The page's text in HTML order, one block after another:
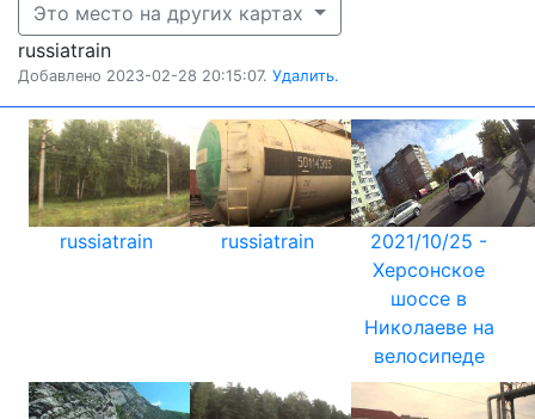
Это место на других картах
russiatrain
Добавлено 2023-02-28 20:15:07. Удалить.
russiatrain russiatrain
2021/10/25 -
Херсонское
шоссе в
Николаеве на
велосипеде